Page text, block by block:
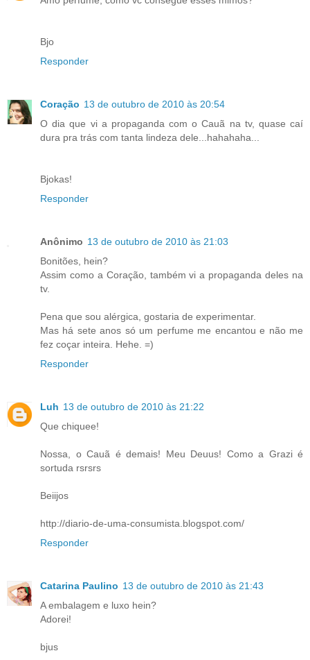
Bjo
Responder
Coração 13 de outubro de 2010 às 20:54
O dia que vi a propaganda com o Cauã na tv, quase caí
dura pra trás com tanta lindeza dele...hahahaha...
Bjokas!
Responder
Anônimo 13 de outubro de 2010 às 21:03
Bonitões, hein?
Assim como a Coração, também vi a propaganda deles na
tv.
Pena que sou alérgica, gostaria de experimentar.
Mas há sete anos só um perfume me encantou e não me
fez coçar inteira. Hehe. =)
Responder
Luh 13 de outubro de 2010 às 21:22
Que chiquee!
Nossa, o Cauã é demais! Meu Deuus! Como a Grazi é
sortuda rsrsrs
Beiijos
http://diario-de-uma-consumista.blogspot.com/
Responder
Catarina Paulino 13 de outubro de 2010 às 21:43
A embalagem e luxo hein?
Adorei!
bjus